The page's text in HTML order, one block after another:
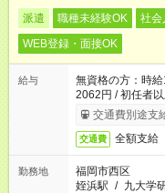
派遣 職種未経験OK 社会
WEB登録・面接OK
給与
無資格の方：時
2062円 / 初任者
交通費別途支
交通費 全額支給
勤務地
福岡市西区
姪浜駅 / 九大学